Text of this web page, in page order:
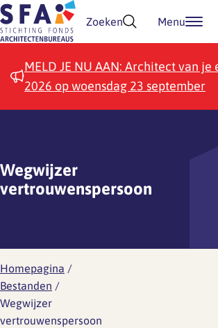
Doorgaan naar inhoud
Zoeken Menu
MELD JE NU AAN: Architect van je
2026 op woensdag 23 september
Wegwijzer
vertrouwenspersoon
Homepagina /
Bestanden /
Wegwijzer
vertrouwenspersoon